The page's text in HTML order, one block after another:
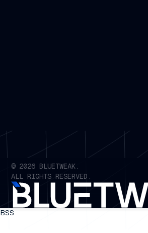
© 2026 BLUETWEAK.
ALL RIGHTS RESERVED.
BSS